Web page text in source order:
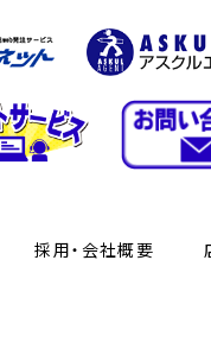
採用・会社概要